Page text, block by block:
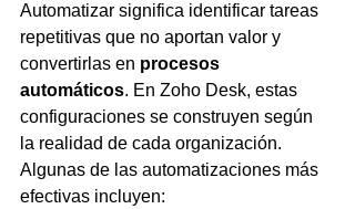
Automatizar significa identificar tareas
repetitivas que no aportan valor y
convertirlas en procesos
automáticos. En Zoho Desk, estas
configuraciones se construyen según
la realidad de cada organización.
Algunas de las automatizaciones más
efectivas incluyen: